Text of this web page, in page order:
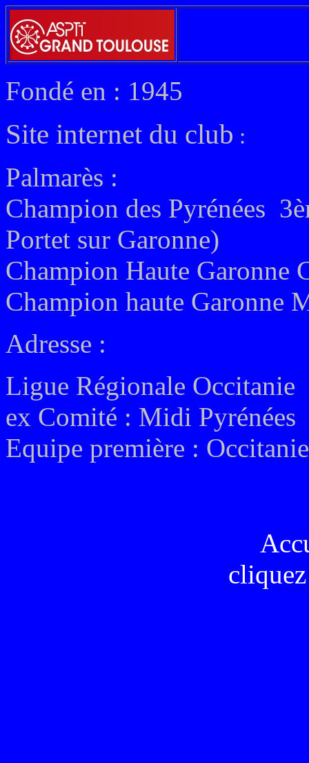
Fondé en : 1945
Site internet du club :
Palmarès :
Champion des Pyrénées
Portet sur Garonne)
Champion Haute Garonne
Champion haute Garonne
Adresse :
Ligue Régionale Occitanie
ex Comité : Midi Pyrénées
Equipe première :